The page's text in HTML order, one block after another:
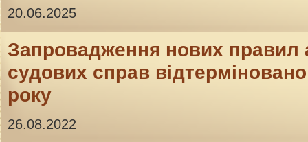
20.06.2025
Запровадження нових правил
судових справ
року
26.08.2022